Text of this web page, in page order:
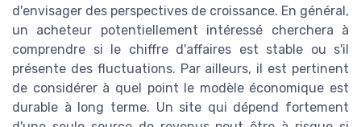
d'envisager des perspectives de croissance. En général,
un acheteur potentiellement intéressé cherchera à
comprendre si le chiffre d'affaires est stable ou s'il
présente des fluctuations. Par ailleurs, il est pertinent
de considérer à quel point le modèle économique est
durable à long terme. Un site qui dépend fortement